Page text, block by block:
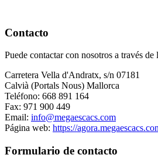
Contacto
Puede contactar con nosotros a través de
Carretera Vella d'Andratx, s/n 07181
Calvià (Portals Nous) Mallorca
Teléfono: 668 891 164
Fax: 971 900 449
Email: info@megaescacs.com
Página web: https://
Formulario de contacto